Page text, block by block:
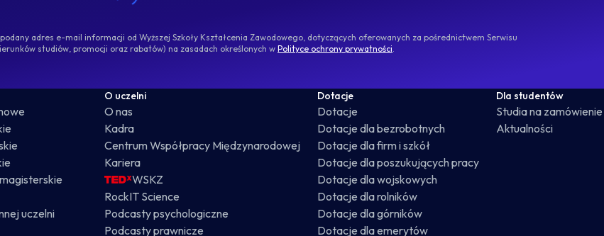
adres e-mail informacji od Wyższej Szkoły Kształcenia Zawodowego, dotyczących oferowanych za pośrednictwem Serwisu
studiów, promocji oraz rabatów) na zasadach określonych w Polityce ochrony prywatności.
uczelni
O uczelni
O nas
Kadra
Centrum Współpracy Międzynarodowej
Kariera
WSKZ
RockIT Science
Podcasty psychologiczne
Podcasty prawnicze
Dotacje
Dotacje
Dotacje dla bezrobotnych
Dotacje dla firm i szkół
Dotacje dla poszukujących pracy
Dotacje dla wojskowych
Dotacje dla rolników
Dotacje dla górników
Dotacje dla emerytów
Dla studentów
Studia na zamówienie
Aktualności